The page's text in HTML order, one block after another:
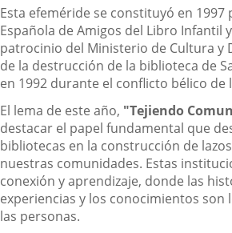
Esta efeméride se constituyó en 1997
Española de Amigos del Libro Infantil
patrocinio del Ministerio de Cultura y
de la destrucción de la biblioteca de
en 1992 durante el conflicto bélico de
El lema de este año, "Tejiendo
destacar el papel fundamental que
bibliotecas en la construcción de
nuestras comunidades. Estas
conexión y aprendizaje, donde las
experiencias y los conocimientos son
las personas.